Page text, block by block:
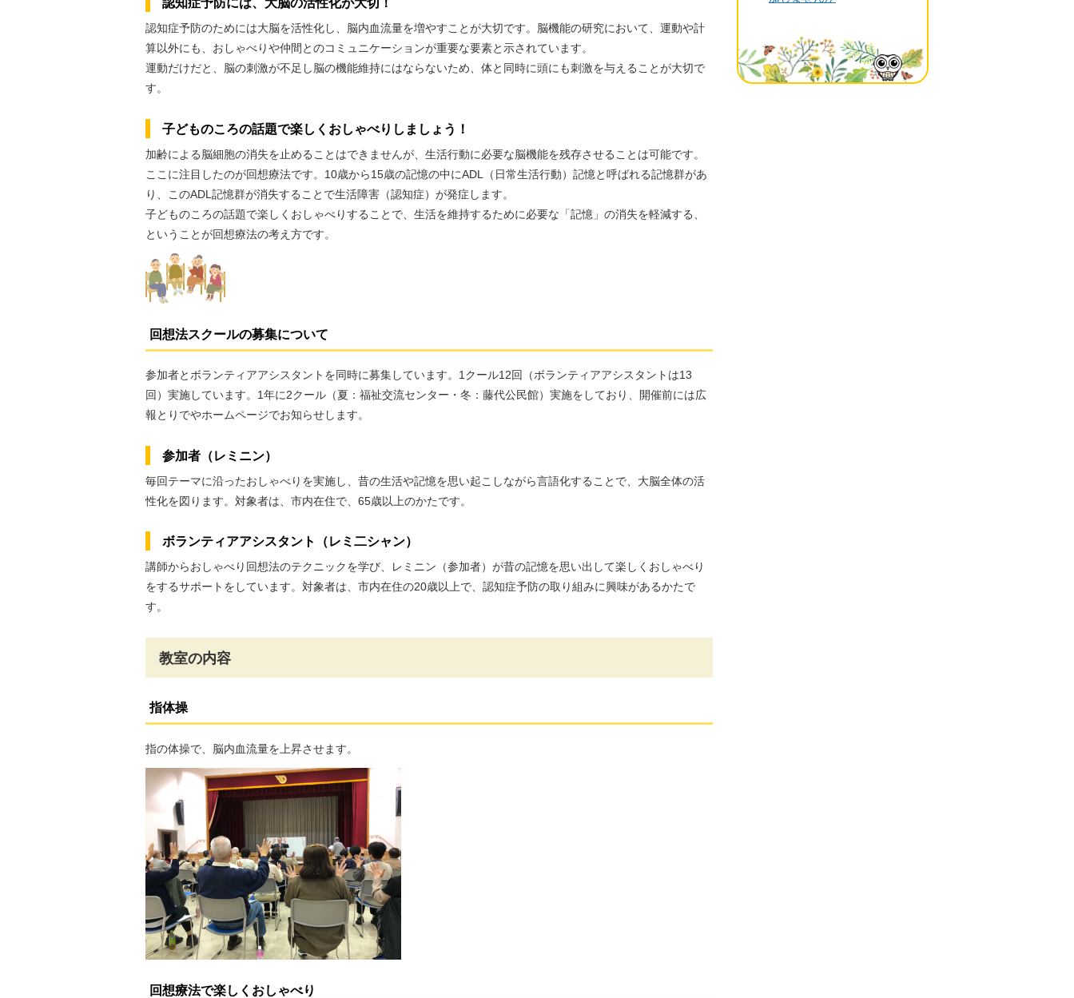
認知症予防には、大脳の活性化が大切！
認知症予防のためには大脳を活性化し、脳内血流量を増やすことが大切です。脳機能の研究において、運動や計
算以外にも、おしゃべりや仲間とのコミュニケーションが重要な要素と示されています。
運動だけだと、脳の刺激が不足し脳の機能維持にはならないため、体と同時に頭にも刺激を与えることが大切で
す。
子どものころの話題で楽しくおしゃべりしましょう！
加齢による脳細胞の消失を止めることはできませんが、生活行動に必要な脳機能を残存させることは可能です。
ここに注目したのが回想療法です。10歳から15歳の記憶の中にADL（日常生活行動）記憶と呼ばれる記憶群があ
り、このADL記憶群が消失することで生活障害（認知症）が発症します。
子どものころの話題で楽しくおしゃべりすることで、生活を維持するために必要な「記憶」の消失を軽減する、
ということが回想療法の考え方です。
回想法スクールの募集について
参加者とボランティアアシスタントを同時に募集しています。1クール12回（ボランティアアシスタントは13
回）実施しています。1年に2クール（夏：福祉交流センター・冬：藤代公民館）実施をしており、開催前には広
報とりでやホームページでお知らせします。
参加者（レミニン）
毎回テーマに沿ったおしゃべりを実施し、昔の生活や記憶を思い起こしながら言語化することで、大脳全体の活
性化を図ります。対象者は、市内在住で、65歳以上のかたです。
ボランティアアシスタント（レミ二シャン）
講師からおしゃべり回想法のテクニックを学び、レミニン（参加者）が昔の記憶を思い出して楽しくおしゃべり
をするサポートをしています。対象者は、市内在住の20歳以上で、認知症予防の取り組みに興味があるかたで
す。
教室の内容
指体操
指の体操で、脳内血流量を上昇させます。
回想療法で楽しくおしゃべり